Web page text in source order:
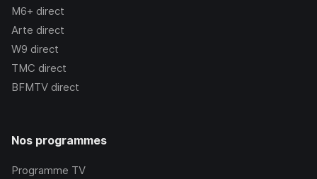
M6+ direct
Arte direct
W9 direct
TMC direct
BFMTV direct
Nos programmes
Programme TV